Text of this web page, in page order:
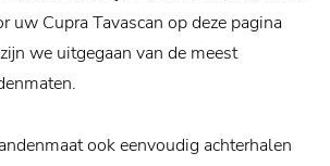
uw Cupra Tavascan op deze pagina
we uitgegaan van de meest
ook eenvoudig achterhalen